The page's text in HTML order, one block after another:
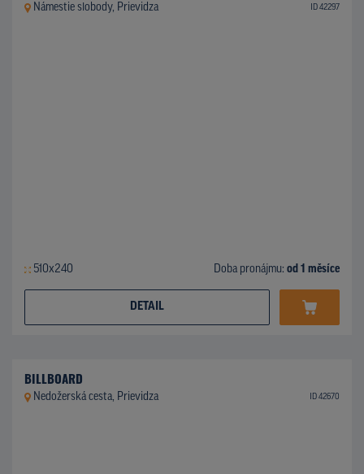
Námestie slobody, Prievidza ID 42297
510x240 Doba pronájmu: od 1 měsíce
DETAIL
BILLBOARD
Nedožerská cesta, Prievidza ID 42670